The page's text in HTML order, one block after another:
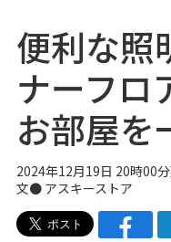
便利な照
ナーフロ
お部屋を
2024年12月19日 20時00
文● アスキーストア